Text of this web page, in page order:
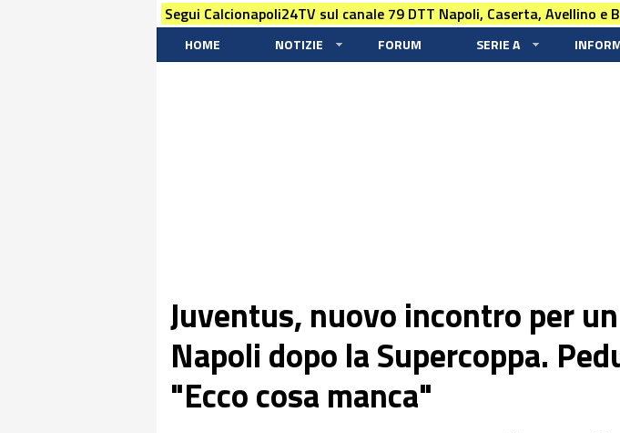
Segui Calcionapoli24TV sul canale 79 DTT Napoli, Caserta, Avellino e
HOME NOTIZIE FORUM SERIE A
Juventus, nuovo incontro per
Napoli dopo la Supercoppa.
"Ecco cosa manca"